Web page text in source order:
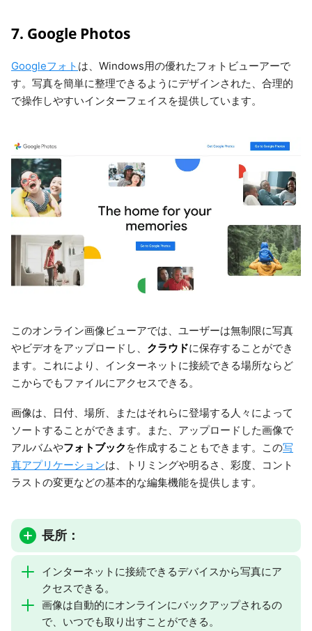
7. Google Photos
Googleフォト は、Windows用の優れたフォトビューアーで
す。写真を簡単に整理できるようにデザインされた、合理的
で操作しやすいインターフェイスを提供しています。
このオンライン画像ビューアでは、ユーザーは無制限に写真
やビデオをアップロードし、 クラウドに保存することができ
ます。これにより、インターネットに接続できる場所ならど
こからでもファイルにアクセスできる。
画像は、日付、場所、またはそれらに登場する人々によって
ソートすることができます。また、アップロードした画像で
アルバムやフォトブック を作成することもできます。この写
真アプリケーションは、トリミングや明るさ、彩度、コント
ラストの変更などの基本的な編集機能を提供します。
長所：
インターネットに接続できるデバイスから写真にア
クセスできる。
画像は自動的にオンラインにバックアップされるの
で、いつでも取り出すことができる。